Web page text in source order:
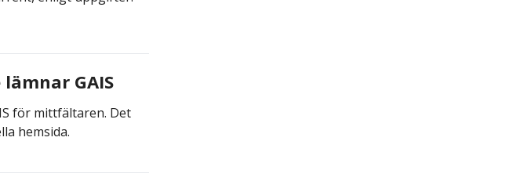
GAIS
för mittfältaren. Det
hemsida.